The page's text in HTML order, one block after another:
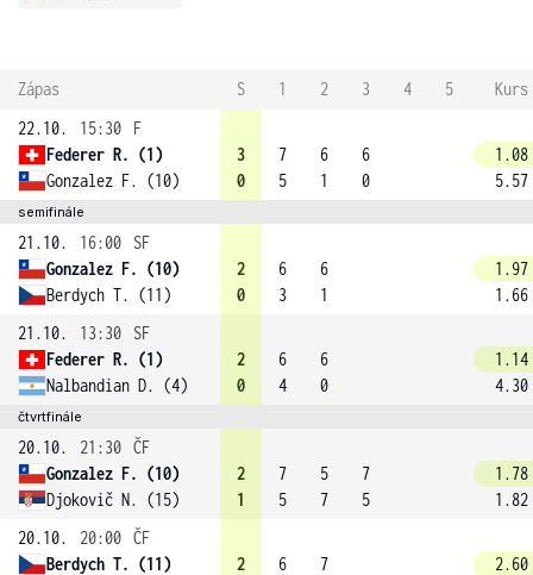
Zápas S 1 2 3 4 5
Kurs
22.10.
15:30
F
Federer R. (1)
Gonzalez F. (10)
3
0
7
5
6
1
6
0
1.08
5.57
semifinále
21.10. 16:00
SF
Gonzalez F. (10)
Berdych T. (11)
2
0
6
3
6
1
1.97
1.66
21.10.
13:30
SF
Federer R. (1)
Nalbandian D. (4)
2
0
6
4
6
0
1.14
4.30
čtvrtfinále
20.10. 21:30 ČF
Gonzalez F. (10)
Djokovič N. (15)
2
1
7
5
5
7
7
5
1.78
1.82
20.10.
20:00 ČF
Berdych T. (11)
2 6 7 2.60